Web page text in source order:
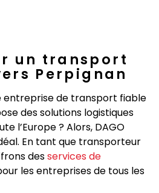
un transport
Perpignan
entreprise de transport fiable
des solutions logistiques
l’Europe ? Alors, DAGO
En tant que transporteur
desservices de
les entreprises de tous les